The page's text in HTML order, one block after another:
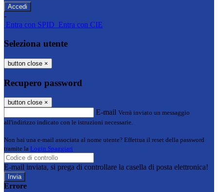
-
Entra con SPID Entra con CIE
Seleziona utente
button close ×
Recupero password
button close ×
E-mail Verrà inviato un messaggio
all'indirizzo indicato con le istruzioni necessarie.
Non hai una e-mail associata al nome utente? Effettua il reset della password
tramite la Login Spaggiari
E-mail inviata, si prega di controllare la casella di posta elettronica!
Errore